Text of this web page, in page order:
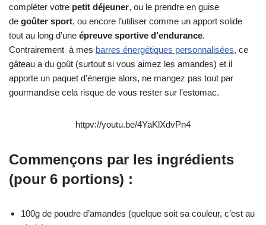
compléter votre petit déjeuner, ou le prendre en guise
de goûter sport, ou encore l’utiliser comme un apport solide
tout au long d’une épreuve sportive d’endurance.
Contrairement à mes barres énergétiques personnalisées, ce
gâteau a du goût (surtout si vous aimez les amandes) et il
apporte un paquet d’énergie alors, ne mangez pas tout par
gourmandise cela risque de vous rester sur l’estomac.
httpv://youtu.be/4YaKlXdvPn4
Commençons par les ingrédients
(pour 6 portions) :
100g de poudre d’amandes (quelque soit sa couleur, c’est au